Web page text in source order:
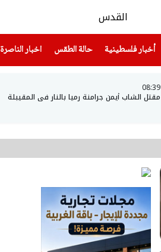
أخبار فلسطينية(current) حالة الطقس اخبار الناصرة
(current)
08:39
مقتل الشاب أيمن جرامنة رميا بالنار في المقيبلة